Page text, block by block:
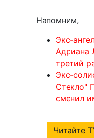
Напомним,
Экс-
Адриана
третий
Экс-
Стекло"
сменил
Читайте